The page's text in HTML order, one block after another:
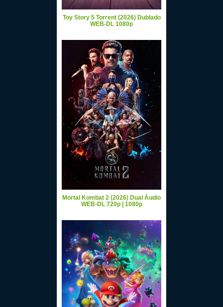
Toy Story 5 Torrent (2026) Dublado
WEB-DL 1080p
Mortal Kombat 2 (2026) Dual Áudio
WEB-DL 720p | 1080p